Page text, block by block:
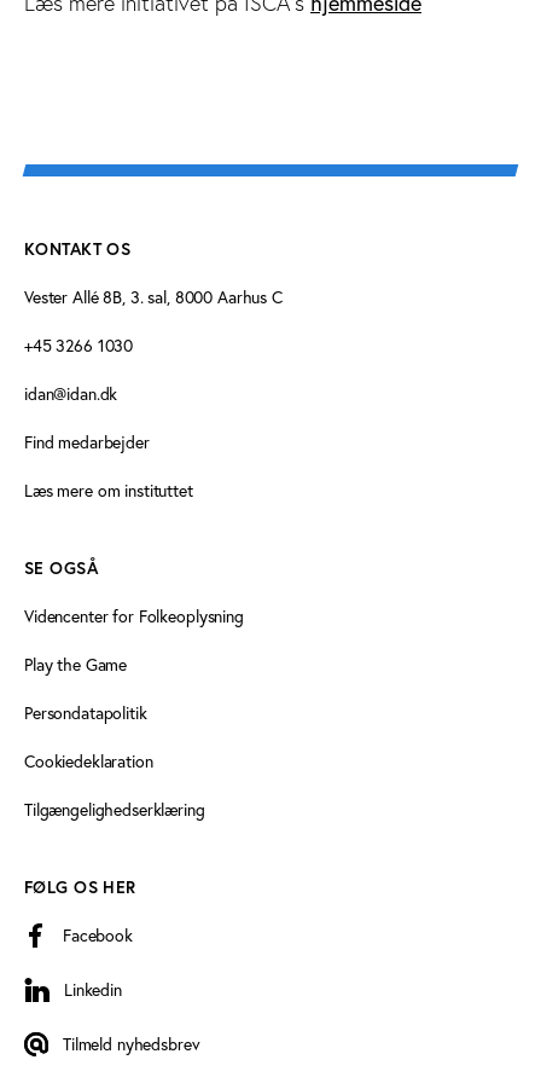
KONTAKT OS
Vester Allé 8B, 3. sal, 8000 Aarhus C
+45 3266 1030
idan@idan.dk
Find medarbejder
Læs mere om instituttet
SE OGSÅ
Videncenter for Folkeoplysning
Play the Game
Persondatapolitik
Cookiedeklaration
Tilgængelighedserklæring
FØLG OS HER
Facebook
Linkedin
Linkedin
Tilmeld nyhedsbrev
Tilmeld nyhedsbrev